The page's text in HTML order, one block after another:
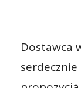
Dostawca